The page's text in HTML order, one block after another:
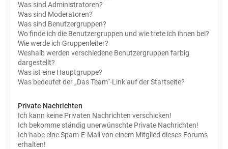
Was sind Administratoren?
Was sind Moderatoren?
Was sind Benutzergruppen?
Wo finde ich die Benutzergruppen und wie trete ich ihnen bei?
Wie werde ich Gruppenleiter?
Weshalb werden verschiedene Benutzergruppen farbig
dargestellt?
Was ist eine Hauptgruppe?
Was bedeutet der „Das Team“-Link auf der Startseite?
Private Nachrichten
Ich kann keine Privaten Nachrichten verschicken!
Ich bekomme ständig unerwünschte Private Nachrichten!
Ich habe eine Spam-E-Mail von einem Mitglied dieses Forums
erhalten!